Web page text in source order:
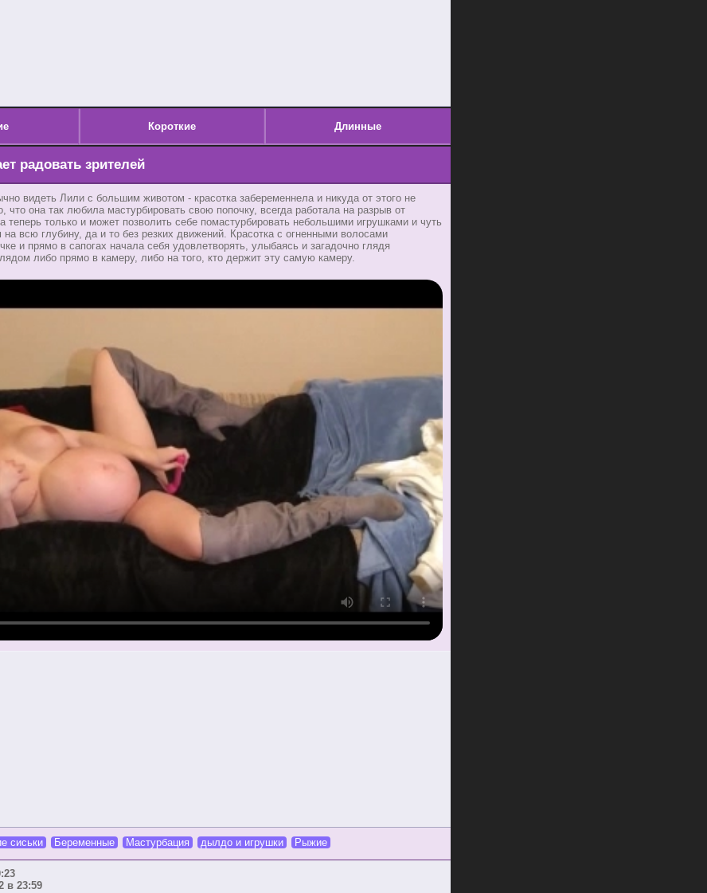
Короткие Длинные
радовать зрителей
видеть Лили с большим животом - красотка забеременнела и никуда от этого не
что она так любила мастурбировать свою попочку, всегда работала на разрыв от
теперь только и может позволить себе помастурбировать небольшими игрушками и чуть
всю глубину, да и то без резких движений. Красотка с огненными волосами
и прямо в сапогах начала себя удовлетворять, улыбаясь и загадочно глядя
либо прямо в камеру, либо на того, кто держит эту самую камеру.
сиськи Беременные Мастурбация дылдо и игрушки Рыжие
в 23:59